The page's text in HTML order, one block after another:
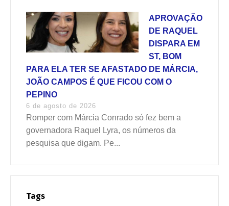
APROVAÇÃO
DE RAQUEL
DISPARA EM
ST, BOM
PARA ELA TER SE AFASTADO DE MÁRCIA,
JOÃO CAMPOS É QUE FICOU COM O
PEPINO
6 de agosto de 2026
Romper com Márcia Conrado só fez bem a
governadora Raquel Lyra, os números da
pesquisa que digam. Pe...
Tags